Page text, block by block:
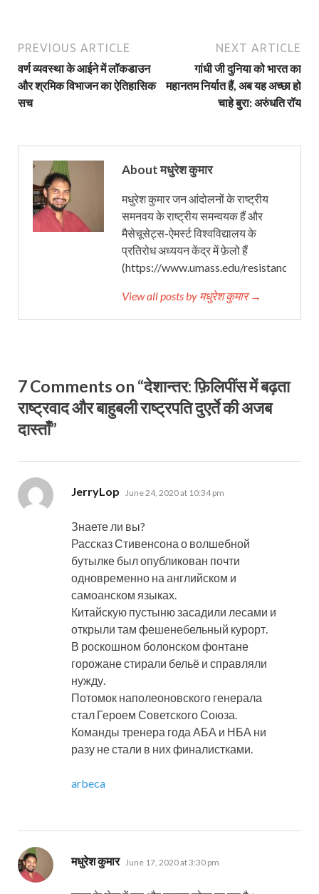
PREVIOUS ARTICLE
वर्ण व्यवस्था के आईने में लॉकडाउन
और श्रमिक विभाजन का ऐतिहासिक
सच
NEXT ARTICLE
गांधी जी दुनिया को भारत का
महानतम निर्यात हैं, अब यह अच्छा हो
चाहे बुरा: अरुंधति रॉय
About मधुरेश कुमार
मधुरेश कुमार जन आंदोलनों के राष्ट्रीय
समनवय के राष्ट्रीय समन्वयक हैं और
मैसेचूसेट्स-ऐमर्स्ट विश्वविद्यालय के
प्रतिरोध अध्ययन केंद्र में फ़ेलो हैं
(https://www.umass.edu/
View all posts by मधुरेश कुमार →
7 Comments on “देशान्‍तर: फ़िलिपींस में बढ़ता
राष्ट्रवाद और बाहुबली राष्ट्रपति दुएर्ते की अजब
दास्ताँ”
JerryLop says:
June 24, 2020 at 10:34 pm
Знаете ли вы?
Рассказ Стивенсона о волшебной
бутылке был опубликован почти
одновременно на английском и
самоанском языках.
Китайскую пустыню засадили лесами и
открыли там фешенебельный курорт.
В роскошном болонском фонтане
горожане стирали бельё и справляли
нужду.
Потомок наполеоновского генерала
стал Героем Советского Союза.
Команды тренера года АБА и НБА ни
разу не стали в них финалистками.
arbeca
मधुरेश कुमार says:
June 17, 2020 at 3:30 pm